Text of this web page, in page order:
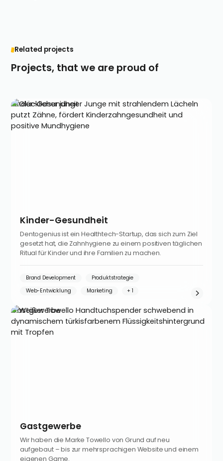
Related projects
Projects, that we are proud of
Kinder-Gesundheit
Kinder-Gesundheit
Dentogenius ist ein Healthtech-Startup, das sich zum Ziel
gesetzt hat, die Zahnhygiene zu einem positiven täglichen
Ritual für Kinder und ihre Familien zu machen.
Brand Development
Produktstrategie
Web-Entwicklung
Marketing
Gastgewerbe
Gastgewerbe
Wir haben die Marke Towello von Grund auf neu
aufgebaut – bis zur mehrsprachigen Website und einem
eigenen Game.